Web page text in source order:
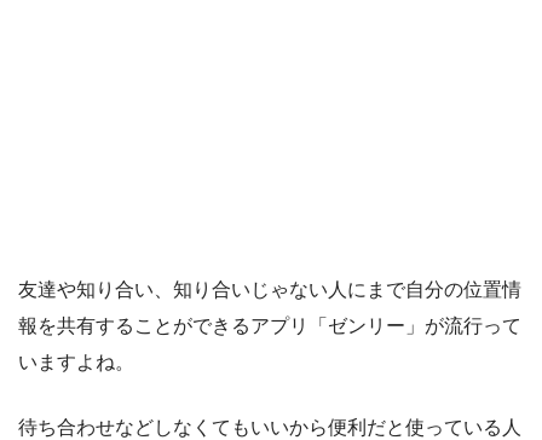
友達や知り合い、知り合いじゃない人にまで自分の位置情
報を共有することができるアプリ「ゼンリー」が流行って
いますよね。
待ち合わせなどしなくてもいいから便利だと使っている人